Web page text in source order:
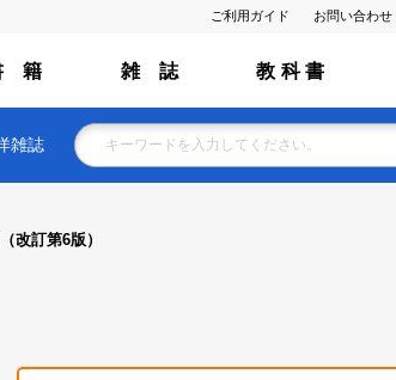
ご利用ガイド お問い合わせ
籍 雑 誌 教 科 書
雑誌
改訂第6版）